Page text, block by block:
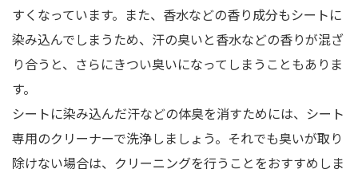
すくなっています。また、香水などの香り成分もシートに
染み込んでしまうため、汗の臭いと香水などの香りが混ざ
り合うと、さらにきつい臭いになってしまうこともありま
す。
シートに染み込んだ汗などの体臭を消すためには、シート
専用のクリーナーで洗浄しましょう。それでも臭いが取り
除けない場合は、クリーニングを行うことをおすすめしま